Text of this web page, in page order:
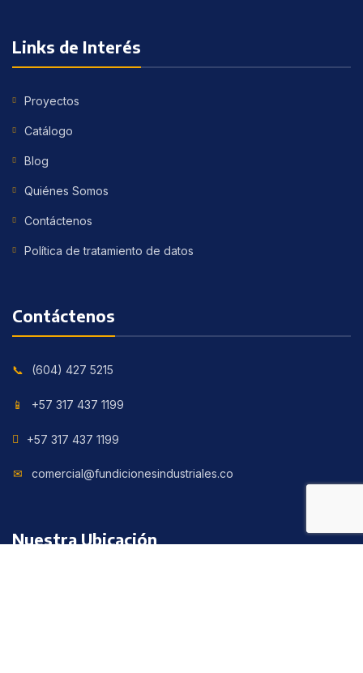
Links de Interés
Proyectos
Catálogo
Blog
Quiénes Somos
Contáctenos
Política de tratamiento de datos
Contáctenos
(604) 427 5215
+57 317 437 1199
+57 317 437 1199
comercial@fundicionesindustriales.co
Nuestra Ubicación